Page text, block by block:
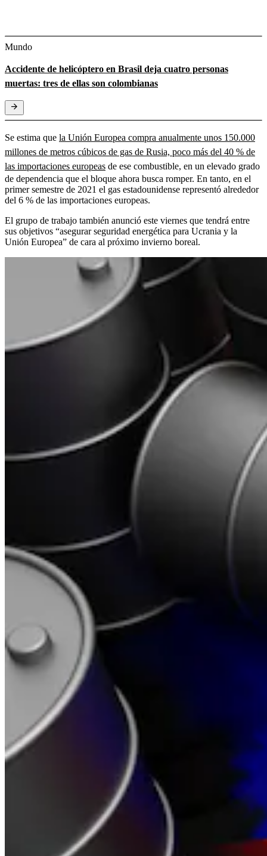
Mundo
Accidente de helicóptero en Brasil deja cuatro personas
muertas: tres de ellas son colombianas
Se estima que la Unión Europea compra anualmente unos 150.000
millones de metros cúbicos de gas de Rusia, poco más del 40 % de
las importaciones europeas de ese combustible, en un elevado grado
de dependencia que el bloque ahora busca romper. En tanto, en el
primer semestre de 2021 el gas estadounidense representó alrededor
del 6 % de las importaciones europeas.
El grupo de trabajo también anunció este viernes que tendrá entre
sus objetivos “asegurar seguridad energética para Ucrania y la
Unión Europea” de cara al próximo invierno boreal.